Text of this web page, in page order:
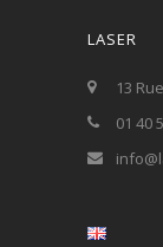
LASER
13
01 40